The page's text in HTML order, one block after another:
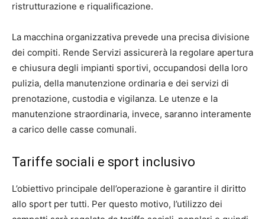
ristrutturazione e riqualificazione.
La macchina organizzativa prevede una precisa divisione
dei compiti. Rende Servizi assicurerà la regolare apertura
e chiusura degli impianti sportivi, occupandosi della loro
pulizia, della manutenzione ordinaria e dei servizi di
prenotazione, custodia e vigilanza. Le utenze e la
manutenzione straordinaria, invece, saranno interamente
a carico delle casse comunali.
Tariffe sociali e sport inclusivo
L’obiettivo principale dell’operazione è garantire il diritto
allo sport per tutti. Per questo motivo, l’utilizzo dei